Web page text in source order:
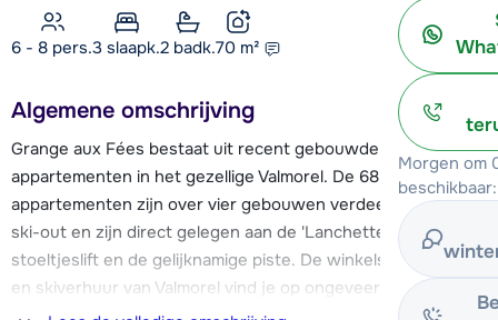
Morgen om
beschikbaar:
6 - 8 pers.3 slaapk.2 badk.70 m²
Algemene omschrijving
Grange aux Fées bestaat uit recent gebouwde
appartementen in het gezellige Valmorel. De 68
appartementen zijn over vier gebouwen verdeeld, ski-in en
ski-out en zijn direct gelegen aan de 'Lanchettes'
stoeltjeslift en de gelijknamige piste. De winkels, restaurants
en skiverhuur van Valmorel vind je op ongeveer 800 meter
afstand.